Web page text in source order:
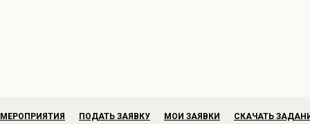
МЕРОПРИЯТИЯ ПОДАТЬ ЗАЯВКУ МОИ ЗАЯВКИ СКАЧАТЬ